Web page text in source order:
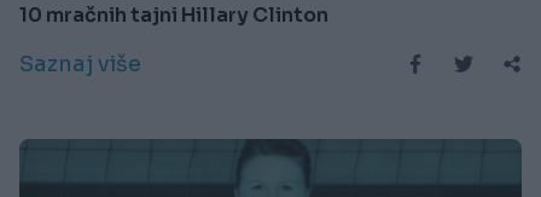
10 mračnih tajni Hillary Clinton
Saznaj više